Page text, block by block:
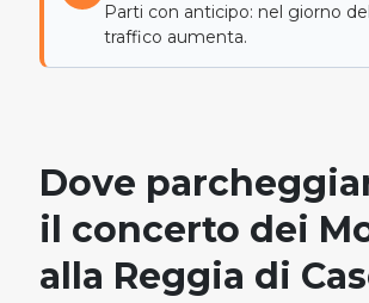
Parti con anticipo: nel giorno
traffico aumenta.
Dove
il concerto dei
alla Reggia di